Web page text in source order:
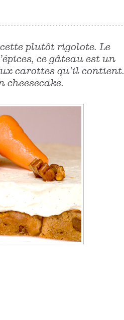
plutôt rigolote. Le
ce gâteau est un
carottes qu’il contient.
cheesecake.